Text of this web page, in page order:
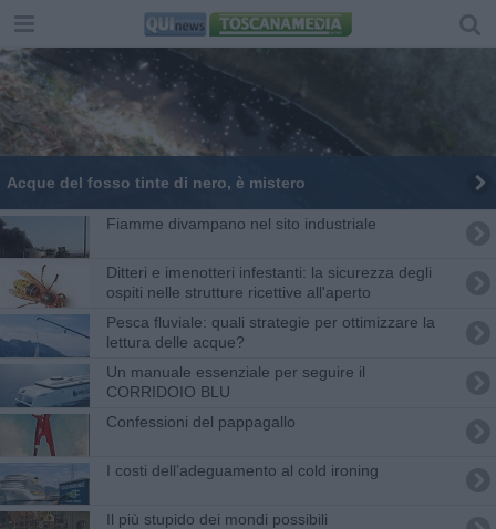
Acque del fosso tinte di nero, è mistero
Fiamme divampano nel sito industriale
Ditteri e imenotteri infestanti: la sicurezza degli
ospiti nelle strutture ricettive all'aperto
Pesca fluviale: quali strategie per ottimizzare la
lettura delle acque?
Un manuale essenziale per seguire il
CORRIDOIO BLU
Confessioni del pappagallo
​I costi dell’adeguamento al cold ironing
Il più stupido dei mondi possibili